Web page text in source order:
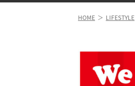
HOME ＞ LIFESTYLE